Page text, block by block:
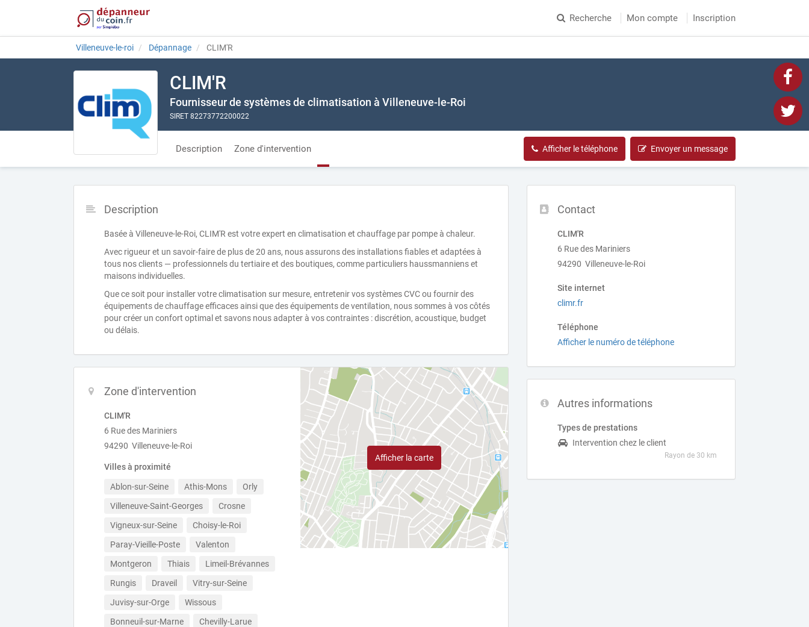
Recherche Mon compte Inscription
Villeneuve-le-roi Dépannage CLIM'R
CLIM'R
Fournisseur de systèmes de climatisation à Villeneuve-le-Roi
SIRET 82273772200022
Description Zone d'intervention Afficher le téléphone Envoyer un message
Contact
CLIM'R
6 Rue des Mariniers
94290 Villeneuve-le-Roi
Site internet
climr.fr
Téléphone
Afficher le numéro de téléphone
Autres informations
Types de prestations
Intervention chez le client
Rayon de 30 km
Description
Basée à Villeneuve-le-Roi, CLIM'R est votre expert en climatisation et chauffage par pompe à chaleur.
Avec rigueur et un savoir-faire de plus de 20 ans, nous assurons des installations fiables et adaptées à
tous nos clients — professionnels du tertiaire et des boutiques, comme particuliers haussmanniens et
maisons individuelles.
Que ce soit pour installer votre climatisation sur mesure, entretenir vos systèmes CVC ou fournir des
équipements de chauffage efficaces ainsi que des équipements de ventilation, nous sommes à vos côtés
pour créer un confort optimal et savons nous adapter à vos contraintes : discrétion, acoustique, budget
ou délais.
Zone d'intervention
CLIM'R
6 Rue des Mariniers
94290 Villeneuve-le-Roi
Villes à proximité
Ablon-sur-Seine Athis-Mons
Orly
Villeneuve-Saint-Georges
Crosne
Vigneux-sur-Seine
Choisy-le-Roi
Paray-Vieille-Poste
Valenton
Montgeron
Thiais
Limeil-Brévannes
Rungis
Draveil
Vitry-sur-Seine
Juvisy-sur-Orge
Wissous
Bonneuil-sur-Marne
Chevilly-Larue
Afficher la carte